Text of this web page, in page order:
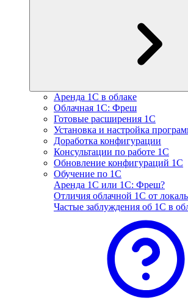
Аренда 1С в облаке
Облачная 1С: Фреш
Готовые расширения 1С
Установка и настройка
Доработка конфигурации
Консультации по работе 1С
Обновление конфигураций 1С
Обучение по 1С
Аренда 1С или 1С: Фреш?
Отличия облачной 1С от
Частые заблуждения об 1С в